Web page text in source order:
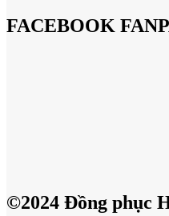
FACEBOOK
©2024 Đồng phục